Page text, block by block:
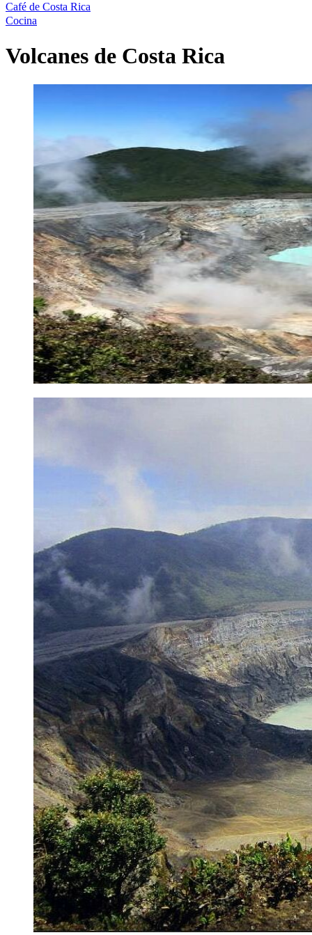
Café de Costa Rica
Cocina
Volcanes de Costa Rica